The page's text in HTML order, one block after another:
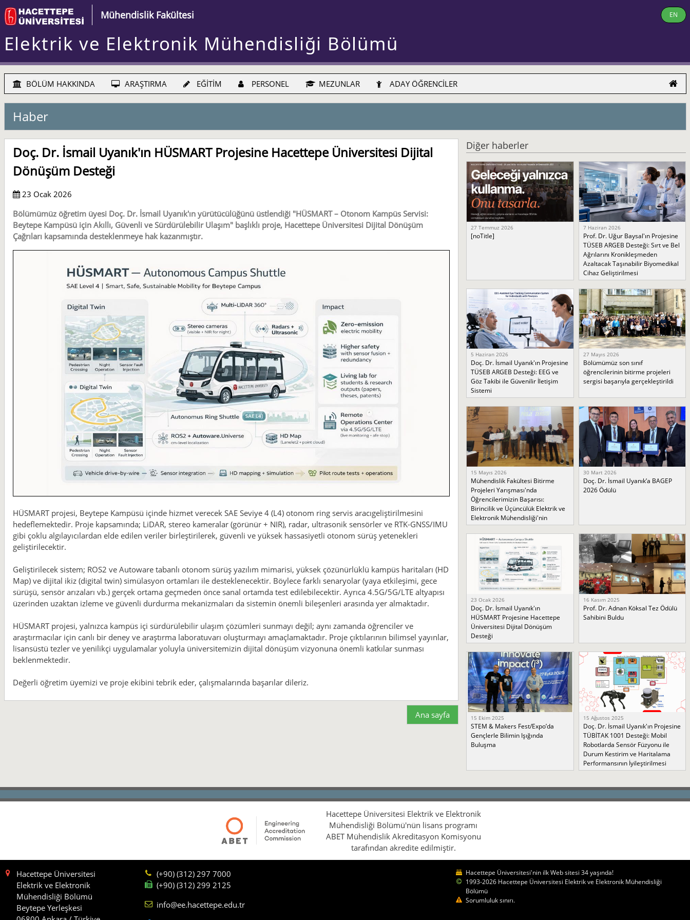
Mühendislik Fakültesi EN
Elektrik ve Elektronik Mühendisliği Bölümü
BÖLÜM HAKKINDA ARAŞTIRMA EĞİTİM PERSONEL MEZUNLAR ADAY ÖĞRENCİLER
Haber
Doç. Dr. İsmail Uyanık'ın HÜSMART Projesine Hacettepe Üniversitesi Dijital
Dönüşüm Desteği
23 Ocak 2026
Bölümümüz öğretim üyesi Doç. Dr. İsmail Uyanık'ın yürütücülüğünü üstlendiği "HÜSMART – Otonom Kampüs Servisi:
Beytepe Kampüsü için Akıllı, Güvenli ve Sürdürülebilir Ulaşım" başlıklı proje, Hacettepe Üniversitesi Dijital Dönüşüm
Çağrıları kapsamında desteklenmeye hak kazanmıştır.
HÜSMART projesi, Beytepe Kampüsü içinde hizmet verecek SAE Seviye 4 (L4) otonom ring servis aracıgeliştirilmesini
hedeflemektedir. Proje kapsamında; LiDAR, stereo kameralar (görünür + NIR), radar, ultrasonik sensörler ve RTK-GNSS/IMU
gibi çoklu algılayıcılardan elde edilen veriler birleştirilerek, güvenli ve yüksek hassasiyetli otonom sürüş yetenekleri
geliştirilecektir.
Geliştirilecek sistem; ROS2 ve Autoware tabanlı otonom sürüş yazılım mimarisi, yüksek çözünürlüklü kampüs haritaları (HD
Map) ve dijital ikiz (digital twin) simülasyon ortamları ile desteklenecektir. Böylece farklı senaryolar (yaya etkileşimi, gece
sürüşü, sensör arızaları vb.) gerçek ortama geçmeden önce sanal ortamda test edilebilecektir. Ayrıca 4.5G/5G/LTE altyapısı
üzerinden uzaktan izleme ve güvenli durdurma mekanizmaları da sistemin önemli bileşenleri arasında yer almaktadır.
HÜSMART projesi, yalnızca kampüs içi sürdürülebilir ulaşım çözümleri sunmayı değil; aynı zamanda öğrenciler ve
araştırmacılar için canlı bir deney ve araştırma laboratuvarı oluşturmayı amaçlamaktadır. Proje çıktılarının bilimsel yayınlar,
lisansüstü tezler ve yenilikçi uygulamalar yoluyla üniversitemizin dijital dönüşüm vizyonuna önemli katkılar sunması
beklenmektedir.
Değerli öğretim üyemizi ve proje ekibini tebrik eder, çalışmalarında başarılar dileriz.
Ana sayfa
Diğer haberler
27 Temmuz 2026
[noTitle]
7 Haziran 2026
Prof. Dr. Uğur Baysal'ın Projesine
TÜSEB ARGEB Desteği: Sırt ve Bel
Ağrılarını Kronikleşmeden
Azaltacak Taşınabilir Biyomedikal
Cihaz Geliştirilmesi
5 Haziran 2026
Doç. Dr. İsmail Uyanık'ın Projesine
TÜSEB ARGEB Desteği: EEG ve
Göz Takibi ile Güvenilir İletişim
Sistemi
27 Mayıs 2026
Bölümümüz son sınıf
öğrencilerinin bitirme projeleri
sergisi başarıyla gerçekleştirildi
15 Mayıs 2026
Mühendislik Fakültesi Bitirme
Projeleri Yarışması'nda
Öğrencilerimizin Başarısı:
Birincilik ve Üçüncülük Elektrik ve
Elektronik Mühendisliği'nin
30 Mart 2026
Doç. Dr. İsmail Uyanık’a BAGEP
2026 Ödülü
23 Ocak 2026
Doç. Dr. İsmail Uyanık'ın
HÜSMART Projesine Hacettepe
Üniversitesi Dijital Dönüşüm
Desteği
16 Kasım 2025
Prof. Dr. Adnan Köksal Tez Ödülü
Sahibini Buldu
15 Ekim 2025
STEM & Makers Fest/Expo’da
Gençlerle Bilimin Işığında
Buluşma
15 Ağustos 2025
Doç. Dr. İsmail Uyanık'ın Projesine
TÜBİTAK 1001 Desteği: Mobil
Robotlarda Sensör Füzyonu ile
Durum Kestirim ve Haritalama
Performansının İyileştirilmesi
Hacettepe Üniversitesi Elektrik ve Elektronik
Mühendisliği Bölümü'nün lisans programı
ABET Mühendislik Akreditasyon Komisyonu
tarafından akredite edilmiştir.
Hacettepe Üniversitesi
Elektrik ve Elektronik
Mühendisliği Bölümü
Beytepe Yerleşkesi
(+90) (312) 297 7000
(+90) (312) 299 2125
info@ee.hacettepe.edu.tr
Hacettepe Üniversitesi'nin ilk Web sitesi 34 yaşında!
1993-2026 Hacettepe Üniversitesi Elektrik ve Elektronik Mühendisliği
Bölümü
Sorumluluk sınırı.